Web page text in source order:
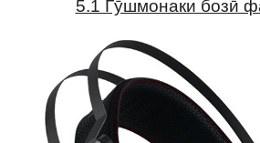
5.1 Гӯшмонаки бозӣ